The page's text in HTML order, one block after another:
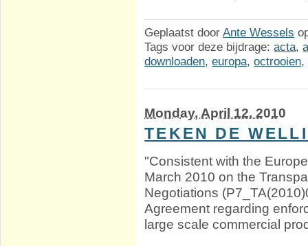
Geplaatst doorAnte Wessels
Tags voor deze bijdrage:acta,
downloaden,europa,octrooien,
Monday, April 12. 2010
TEKEN DE
"Consistent with the
March 2010 on the
Negotiations
Agreement regarding
large scale commercial